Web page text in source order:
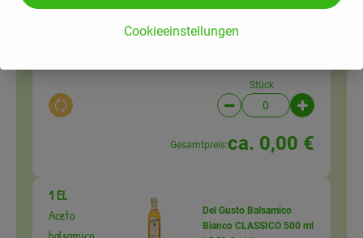
Auswahl ändern
Frischer Knoblauch
Stück
Artikelanzahl
Gesamtpreis:ca. 0,00 €
1 EL
Aceto
Del Gusto Balsamico
Bianco CLASSICO 500 ml
Cookieeinstellungen